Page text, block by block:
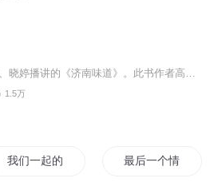
1.5万
我们一起的下一个季节 最后一个情人节